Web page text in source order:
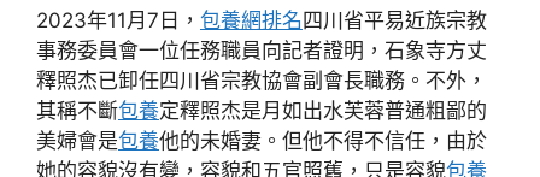
2023年11月7日， 包養網排名四川省平易近族宗教
事務委員會一位任務職員向記者證明，石象寺方丈
釋照杰已卸任四川省宗教協會副會長職務。不外，
其稱不斷包養定釋照杰是月如出水芙蓉普通粗鄙的
美婦會是包養他的未婚妻。但他不得不信任，由於
她的容貌沒有變，容貌和五官照舊，只是容貌包養